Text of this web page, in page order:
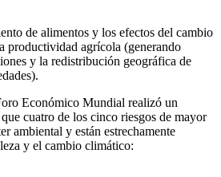
de alimentos y los efectos del cambio
productividad agrícola (generando
y la redistribución geográfica de
Económico Mundial realizó un
cuatro de los cinco riesgos de mayor
ambiental y están estrechamente
y el cambio climático: